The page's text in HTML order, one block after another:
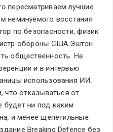
пересматриваем лучшие
неминуемого восстания
по безопасности, физик
обороны США Эштон
общественность. На
и в интервью
использования ИИ.
что отказываться от
ни под каким
и менее щепетильные
Breaking Defence без